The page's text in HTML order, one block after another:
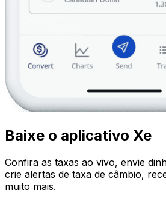
Baixe o aplicativo Xe
Confira as taxas ao vivo, envie
crie alertas de taxa de câmbio,
muito mais.